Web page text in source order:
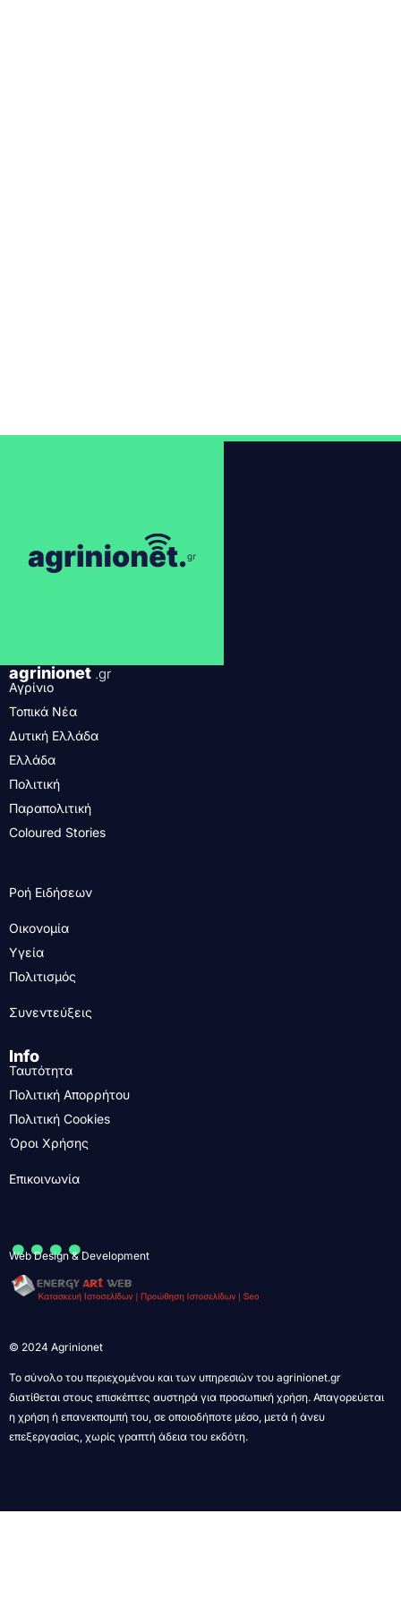
agrinionet .gr
Αγρίνιο
Τοπικά Νέα
Δυτική Ελλάδα
Ελλάδα
Πολιτική
Παραπολιτική
Coloured Stories
Ροή Ειδήσεων
Οικονομία
Υγεία
Πολιτισμός
Συνεντεύξεις
Info
Ταυτότητα
Πολιτική Απορρήτου
Πολιτική Cookies
Όροι Χρήσης
Επικοινωνία
....
Web Design & Development
© 2024 Agrinionet
Το σύνολο του περιεχομένου και των υπηρεσιών του agrinionet.gr
διατίθεται στους επισκέπτες αυστηρά για προσωπική χρήση. Απαγορεύεται
η χρήση ή επανεκπομπή του, σε οποιοδήποτε μέσο, μετά ή άνευ
επεξεργασίας, χωρίς γραπτή άδεια του εκδότη.